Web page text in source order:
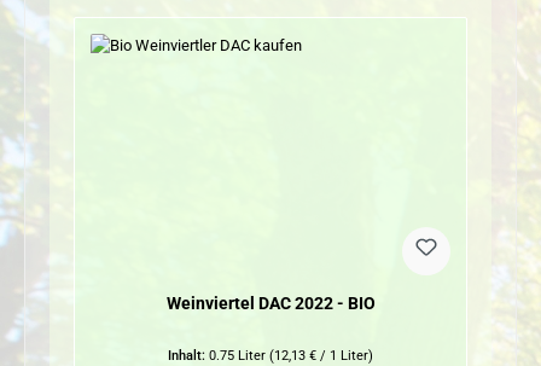
Weinviertel DAC 2022 - BIO
Inhalt: 0.75 Liter (12,13 € / 1 Liter)